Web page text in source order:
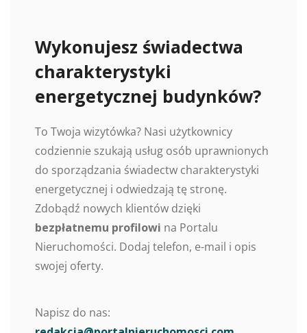
Wykonujesz świadectwa
charakterystyki
energetycznej budynków?
To Twoja wizytówka? Nasi użytkownicy
codziennie szukają usług osób uprawnionych
do sporządzania świadectw charakterystyki
energetycznej i odwiedzają tę stronę.
Zdobądź nowych klientów dzięki
bezpłatnemu profilowi na Portalu
Nieruchomości. Dodaj telefon, e-mail i opis
swojej oferty.
Napisz do nas: